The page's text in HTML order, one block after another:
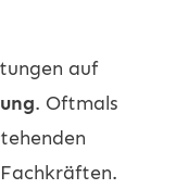
auf
. Oftmals